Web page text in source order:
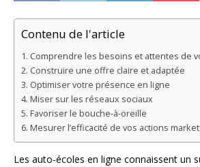
Contenu de l'article
Comprendre les besoins et attentes de
Construire une offre claire et adaptée
Optimiser votre présence en ligne
Miser sur les réseaux sociaux
Favoriser le bouche-à-oreille
Mesurer l’efficacité de vos actions
Les auto-écoles en ligne connaissent un